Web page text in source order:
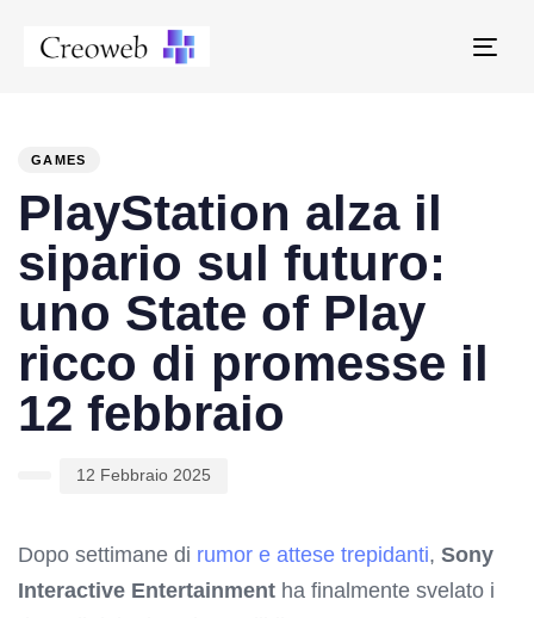
GAMES
PlayStation alza il
sipario sul futuro:
uno State of Play
ricco di promesse il
12 febbraio
12 Febbraio 2025
Dopo settimane di rumor e attese trepidanti, Sony
Interactive Entertainment ha finalmente svelato i